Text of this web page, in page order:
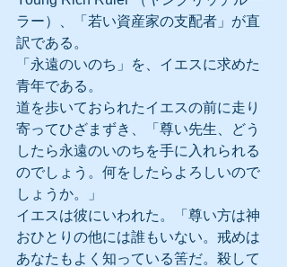
ラー）、「若い資産家の支配者」が直
訳である。
「永遠のいのち」を、イエスに求めた
青年である。
道を歩いておられたイエスの前に走り
寄ってひざまずき、「尊い先生、どう
したら永遠のいのちを手に入れられる
のでしょう。何をしたらよろしいので
しょうか。」
イエスは彼にいわれた。「尊い方は神
おひとりの他には誰もいない。戒めは
あなたもよく知っている筈だ。殺して